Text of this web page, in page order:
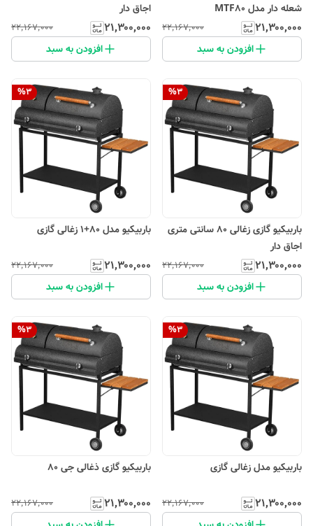
شعله دار مدل MTF80
۲۱٬۳۰۰٬۰۰۰ ۲۲٬۱۶۷٬۰۰۰
افزودن به سبد
اجاق دار
۲۱٬۳۰۰٬۰۰۰ ۲۲٬۱۶۷٬۰۰۰
افزودن به سبد
%3
باربیکیو گازی زغالی 80 سانتی متری
اجاق دار
۲۱٬۳۰۰٬۰۰۰ ۲۲٬۱۶۷٬۰۰۰
افزودن به سبد
%3
باربیکیو مدل 80+1 زغالی گازی
۲۱٬۳۰۰٬۰۰۰ ۲۲٬۱۶۷٬۰۰۰
افزودن به سبد
%3
باربیکیو مدل زغالی گازی
۲۱٬۳۰۰٬۰۰۰ ۲۲٬۱۶۷٬۰۰۰
%3
باربیکیو گازی ذغالی جی 80
۲۱٬۳۰۰٬۰۰۰ ۲۲٬۱۶۷٬۰۰۰